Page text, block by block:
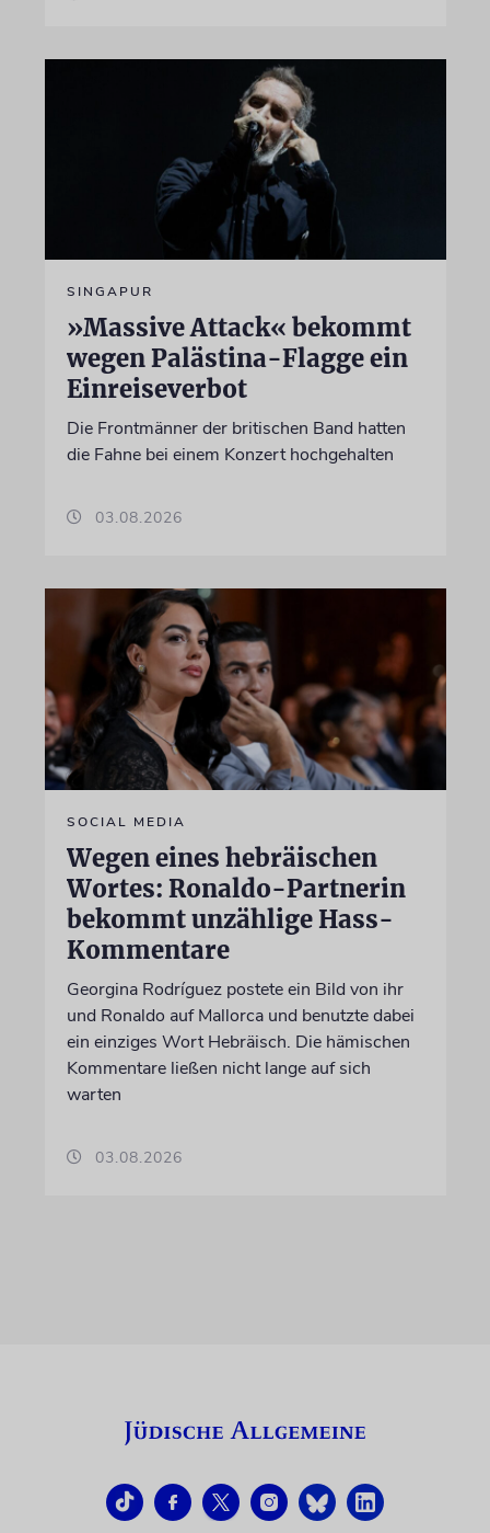
SINGAPUR
»Massive Attack« bekommt
wegen Palästina-Flagge ein
Einreiseverbot
Die Frontmänner der britischen Band hatten
die Fahne bei einem Konzert hochgehalten
03.08.2026
SOCIAL MEDIA
Wegen eines hebräischen
Wortes: Ronaldo-Partnerin
bekommt unzählige Hass-
Kommentare
Georgina Rodríguez postete ein Bild von ihr
und Ronaldo auf Mallorca und benutzte dabei
ein einziges Wort Hebräisch. Die hämischen
Kommentare ließen nicht lange auf sich
warten
03.08.2026